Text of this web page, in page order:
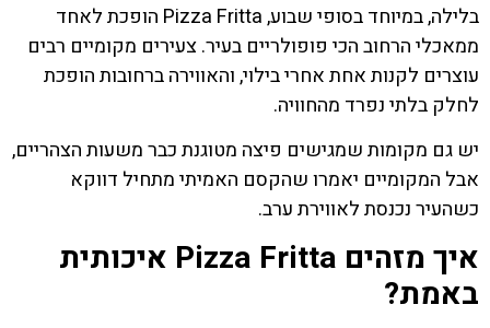
בלילה, במיוחד בסופי שבוע, Pizza Fritta הופכת לאחד
ממאכלי הרחוב הכי פופולריים בעיר. צעירים מקומיים רבים
עוצרים לקנות אחת אחרי בילוי, והאווירה ברחובות הופכת
לחלק בלתי נפרד מהחוויה.
יש גם מקומות שמגישים פיצה מטוגנת כבר משעות הצהריים,
אבל המקומיים יאמרו שהקסם האמיתי מתחיל דווקא
כשהעיר נכנסת לאווירת ערב.
איך מזהים Pizza Fritta איכותית
באמת?